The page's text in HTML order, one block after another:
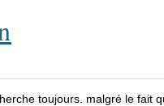
toujours. malgré le fait